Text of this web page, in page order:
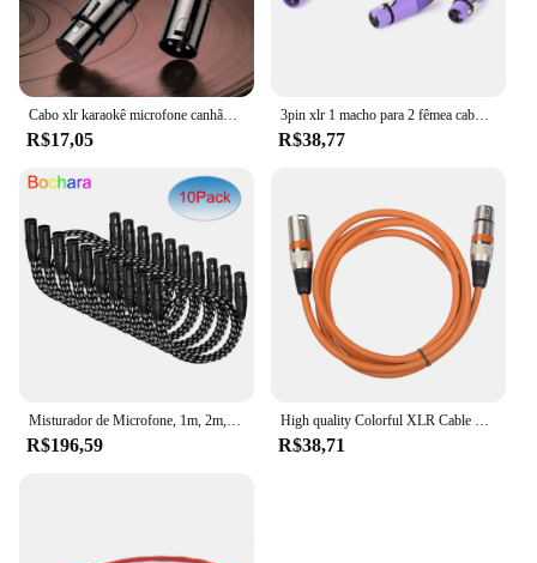
R$17,05
3pin xlr 1 macho para 2 fêmea cabo de extensão de áudio, microfone, divisor y, colorido, para mixer, microfone, 0,3 m, 0,5 m
R$38,77
R$196,59 R$38,71